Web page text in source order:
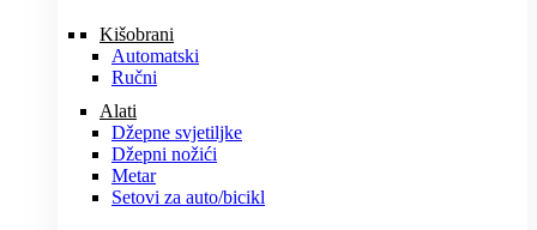
Kišobrani
Automatski
Ručni
Alati
Džepne svjetiljke
Džepni nožići
Metar
Setovi za auto/bicikl